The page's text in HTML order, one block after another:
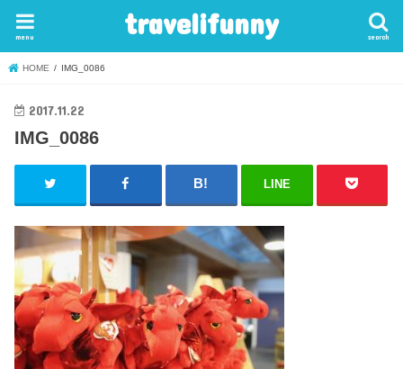
travelifunny search
menu
HOME IMG_0086
2017.11.22
IMG_0086
LINE